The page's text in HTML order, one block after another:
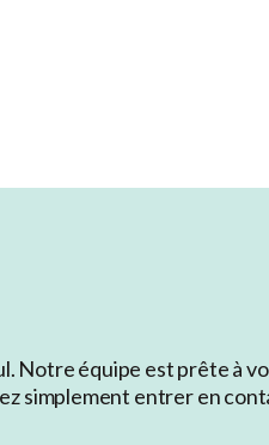
Notre équipe est prête à
simplement entrer en